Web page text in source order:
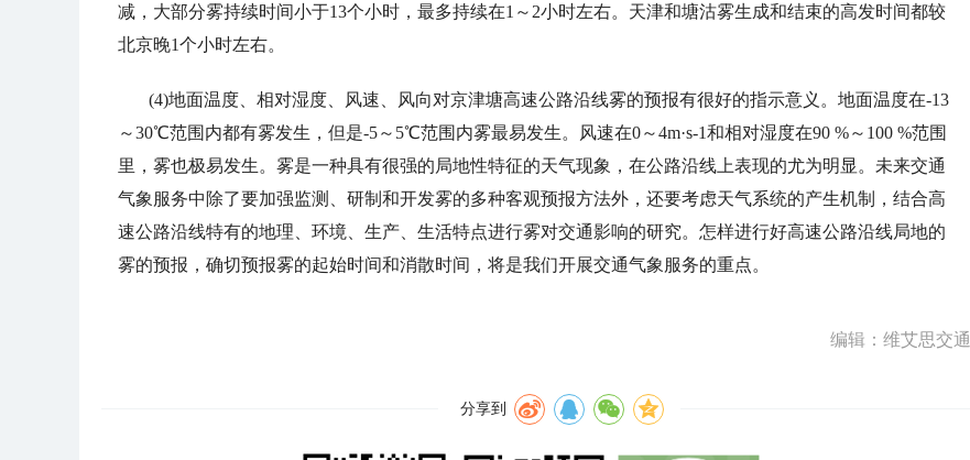
减 ， 大部分雾持续时间小于13个小时 ， 最多持续在1 ～ 2小时左右。天津和塘沽雾生成和结束的高发时间都较
北京晚1个小时左右。
(4)地面温度、相对湿度、风速、风向对京津塘高速公路沿线雾的预报有很好的指示意义。地面温度在-13
～30℃范围内都有雾发生 ， 但是-5～ 5℃范围内雾最易发生。风速在0～4m·s-1和相对湿度在90 %～ 100 %范围
里 ， 雾也极易发生。雾是一种具有很强的局地性特征的天气现象 ， 在公路沿线上表现的尤为明显。未来交通
气象服务中除了要加强监测、研制和开发雾的多种客观预报方法外 ， 还要考虑天气系统的产生机制 ， 结合高
速公路沿线特有的地理、环境、生产、生活特点进行雾对交通影响的研究。怎样进行好高速公路沿线局地的
雾的预报 ， 确切预报雾的起始时间和消散时间 ， 将是我们开展交通气象服务的重点。
编辑：维艾思交通
分享到